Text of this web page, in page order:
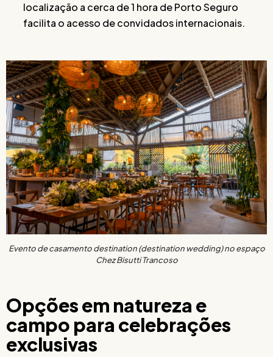
localização a cerca de 1 hora de Porto Seguro
facilita o acesso de convidados internacionais.
Evento de casamento destination (destination wedding) no espaço
Chez Bisutti Trancoso
Opções em natureza e
campo para celebrações
exclusivas